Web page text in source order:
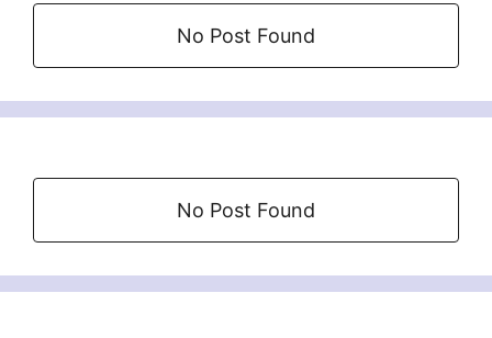
No Post Found
No Post Found